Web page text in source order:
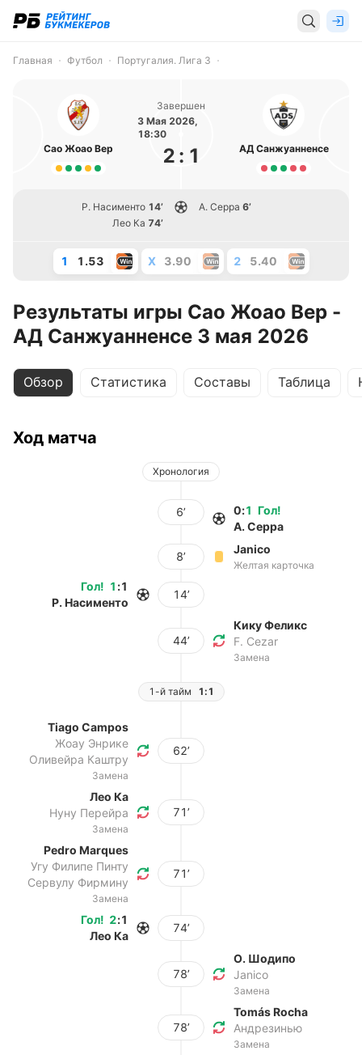
Главная Футбол Португалия. Лига 3
Сао Жоао Вер
Завершен
3 Мая 2026,
18:30
2 : 1 АД Санжуанненсе
Р. Насименто 14’
Лео Ка 74’
А. Серра 6’
1 1.53 X 3.90 2 5.40
Результаты игры Сао Жоао Вер -
АД Санжуанненсе 3 мая 2026
Обзор Статистика Составы Таблица
Ход матча
Хронология
6’ Гол!
0:1
А. Серра
8’
Janico
Желтая карточка
Гол! 1 :1
Р. Насименто
14’
44’
Кику Феликс
F. Cezar
Замена
1-й тайм 1:1
Tiago Campos
Жоау Энрике
Оливейра Каштру
Замена
62’
Лео Ка
Нуну Перейра
Замена
71’
Pedro Marques
Угу Филипе Пинту
Сервулу Фирмину
Замена
71’
Гол! 2:1
Лео Ка
74’
78’
О. Шодипо
Janico
Замена
78’
Tomás Rocha
Андрезинью
Замена